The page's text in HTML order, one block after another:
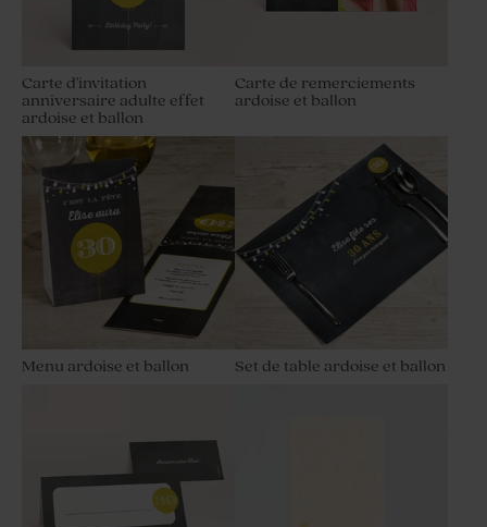
Carte d'invitation
anniversaire adulte effet
ardoise et ballon
Carte de remerciements
ardoise et ballon
Menu ardoise et ballon Set de table ardoise et ballon